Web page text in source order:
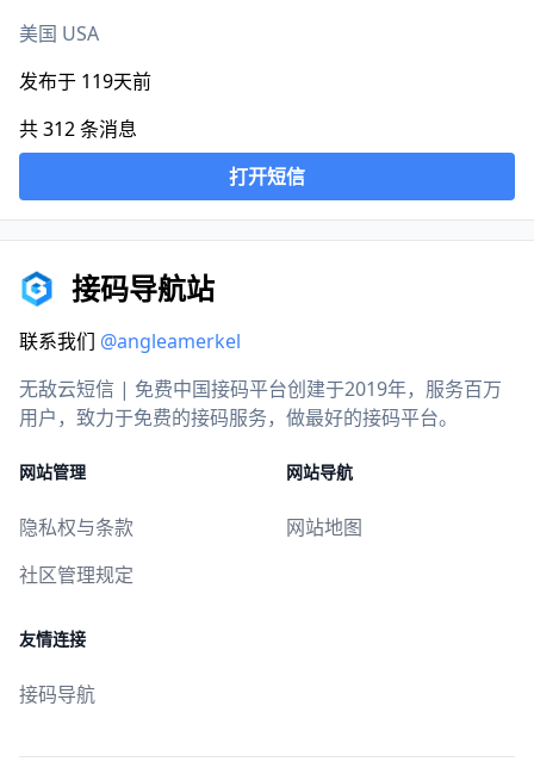
美国 USA
发布于 119天前
共 312 条消息
打开短信
接码导航站
联系我们 @angleamerkel
无敌云短信 | 免费中国接码平台创建于2019年，服务百万
用户，致力于免费的接码服务，做最好的接码平台。
网站管理
隐私权与条款
社区管理规定
网站导航
网站地图
友情连接
接码导航